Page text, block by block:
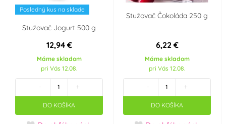
surovin (GMO free)
potraviny bez
zbytečné chemie (2)
pomeranč
Krajina pôvodu
Česká republika
Posledný kus na sklade
Stužovač Jogurt 500 g
12,94 €
Máme skladom
pri Vás 12.08.
- +
DO KOŠÍKA
Stužovač Čokoláda 250 g
6,22 €
Máme skladom
pri Vás 12.08.
- +
DO KOŠÍKA